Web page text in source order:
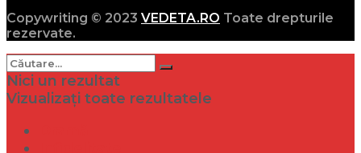
Copywriting © 2023 VEDETA.RO Toate drepturile
rezervate.
Nici un rezultat
Vizualizați toate rezultatele